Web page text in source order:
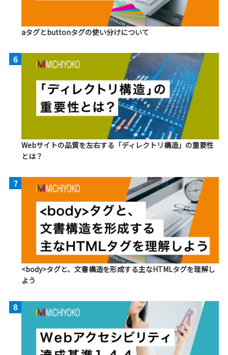
aタグとbuttonタグの使い分けについて
6
Webサイトの品質を左右する「ディレクトリ構造」の重要性
とは？
7
<body>タグと、文書構造を形成する主なHTMLタグを理解し
よう
8